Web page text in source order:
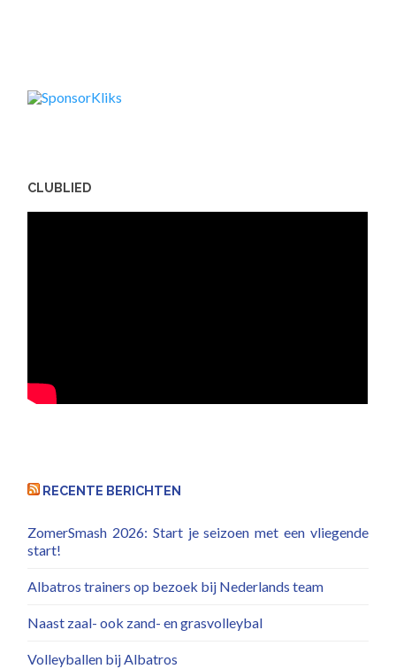
CLUBLIED
RECENTE BERICHTEN
ZomerSmash 2026: Start je seizoen met een vliegende
start!
Albatros trainers op bezoek bij Nederlands team
Naast zaal- ook zand- en grasvolleybal
Volleyballen bij Albatros